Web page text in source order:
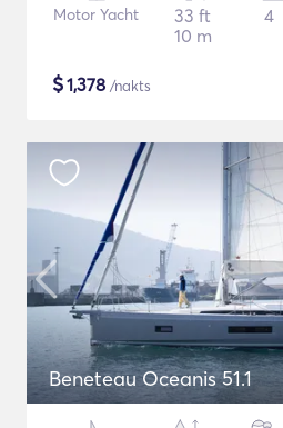
Motor Yacht
33 ft
10 m
4
$1,378 /nakts
Beneteau Oceanis 51.1